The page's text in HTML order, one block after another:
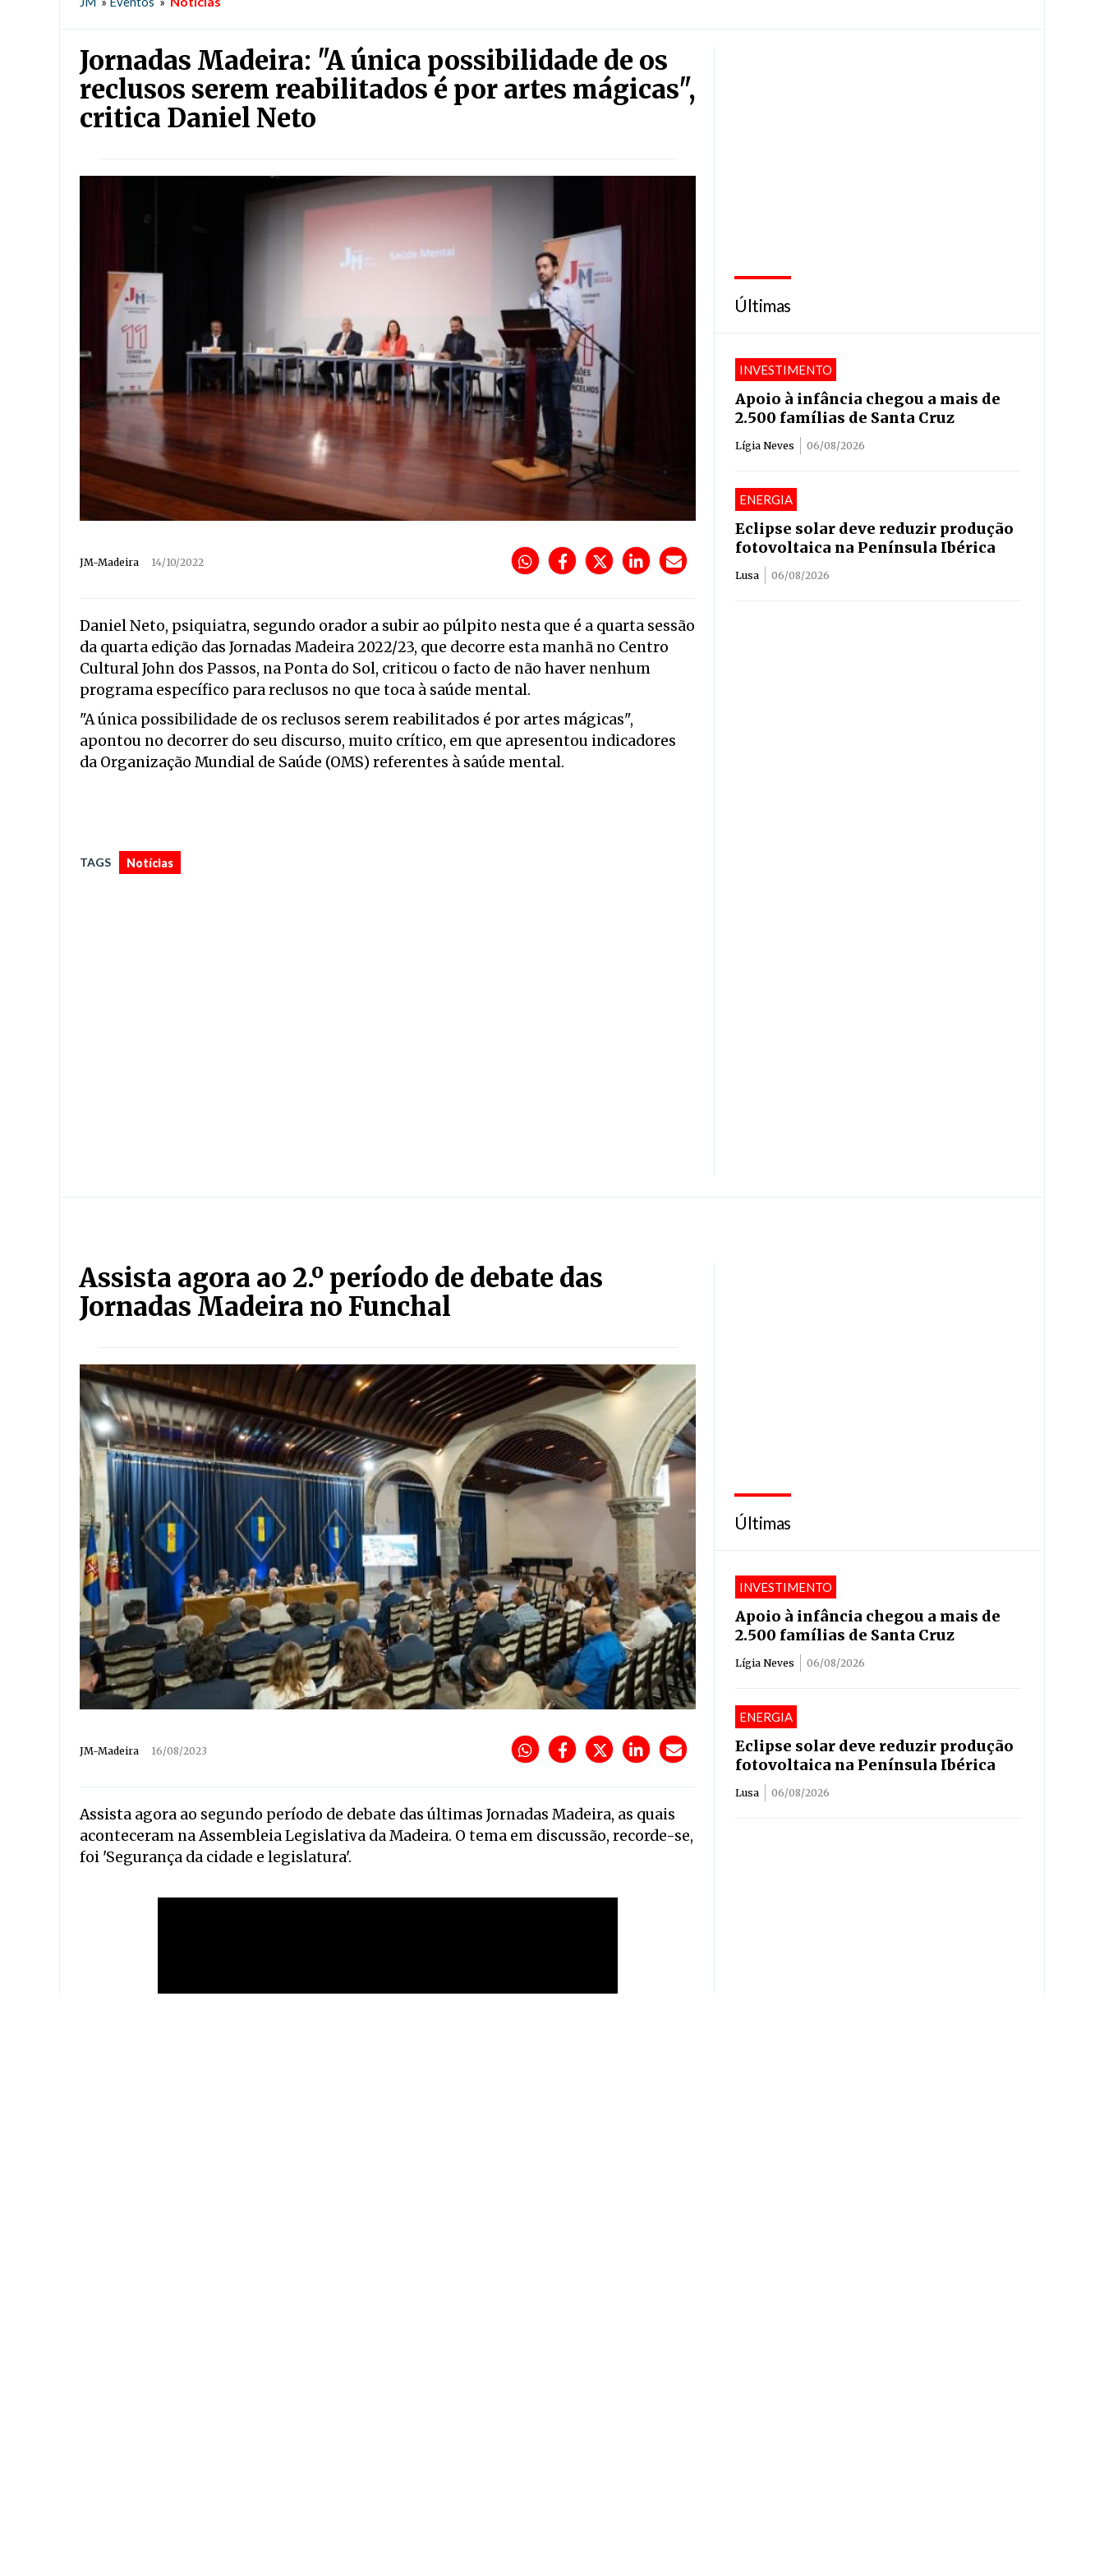
Jornadas Madeira: "A única possibilidade de os
reclusos serem reabilitados é por artes mágicas",
critica Daniel Neto
JM-Madeira 14/10/2022
Daniel Neto, psiquiatra, segundo orador a subir ao púlpito nesta que é a quarta sessão
da quarta edição das Jornadas Madeira 2022/23, que decorre esta manhã no Centro
Cultural John dos Passos, na Ponta do Sol, criticou o facto de não haver nenhum
programa específico para reclusos no que toca à saúde mental.
"A única possibilidade de os reclusos serem reabilitados é por artes mágicas",
apontou no decorrer do seu discurso, muito crítico, em que apresentou indicadores
da Organização Mundial de Saúde (OMS) referentes à saúde mental.
TAGS Notícias
Últimas
INVESTIMENTO
Apoio à infância chegou a mais de
2.500 famílias de Santa Cruz
Lígia Neves 06/08/2026
ENERGIA
Eclipse solar deve reduzir produção
fotovoltaica na Península Ibérica
Lusa 06/08/2026
Assista agora ao 2.º período de debate das
Jornadas Madeira no Funchal
JM-Madeira 16/08/2023
Assista agora ao segundo período de debate das últimas Jornadas Madeira, as quais
aconteceram na Assembleia Legislativa da Madeira. O tema em discussão, recorde-se,
foi 'Segurança da cidade e legislatura'.
Últimas
INVESTIMENTO
Apoio à infância chegou a mais de
2.500 famílias de Santa Cruz
Lígia Neves 06/08/2026
ENERGIA
Eclipse solar deve reduzir produção
fotovoltaica na Península Ibérica
Lusa 06/08/2026